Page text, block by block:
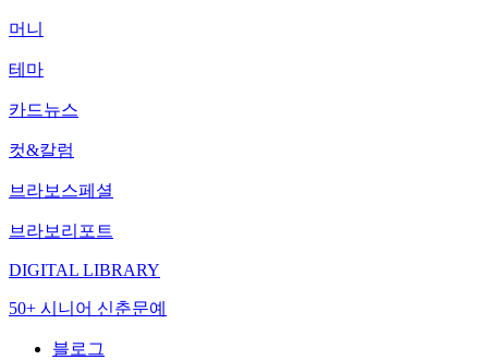
머니
테마
카드뉴스
컷&칼럼
브라보스페셜
브라보리포트
DIGITAL LIBRARY
50+ 시니어 신춘문예
블로그